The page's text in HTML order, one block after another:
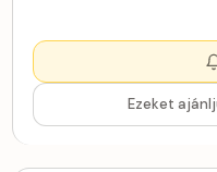
Ezeket